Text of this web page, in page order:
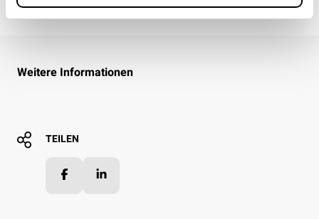
Weitere Informationen
TEILEN
Facebook